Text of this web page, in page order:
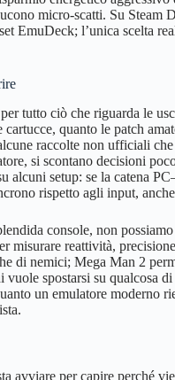
micro-scatti. Su Steam
EmuDeck; l’unica scelta
tutto ciò che riguarda le
quanto le patch
raccolte non ufficiali
si scontano decisioni
alcuni setup: se la catena
rispetto agli input,
console, non
misurare reattività,
di nemici; Mega Man 2
spostarsi su qualcosa
un emulatore moderno
avviare per capire perché